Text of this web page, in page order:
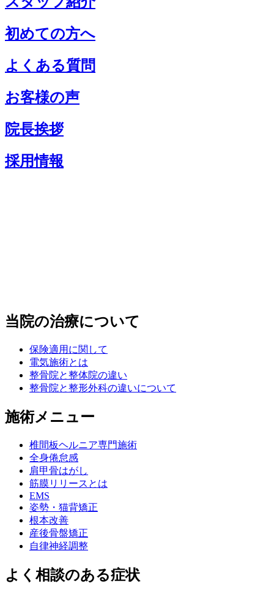
初めての方へ
よくある質問
お客様の声
院長挨拶
採用情報
当院の治療について
保険適用に関して
電気施術とは
整骨院と整体院の違い
整骨院と整形外科の違いについて
施術メニュー
椎間板ヘルニア専門施術
全身倦怠感
肩甲骨はがし
筋膜リリースとは
EMS
姿勢・猫背矯正
根本改善
産後骨盤矯正
自律神経調整
よく相談のある症状